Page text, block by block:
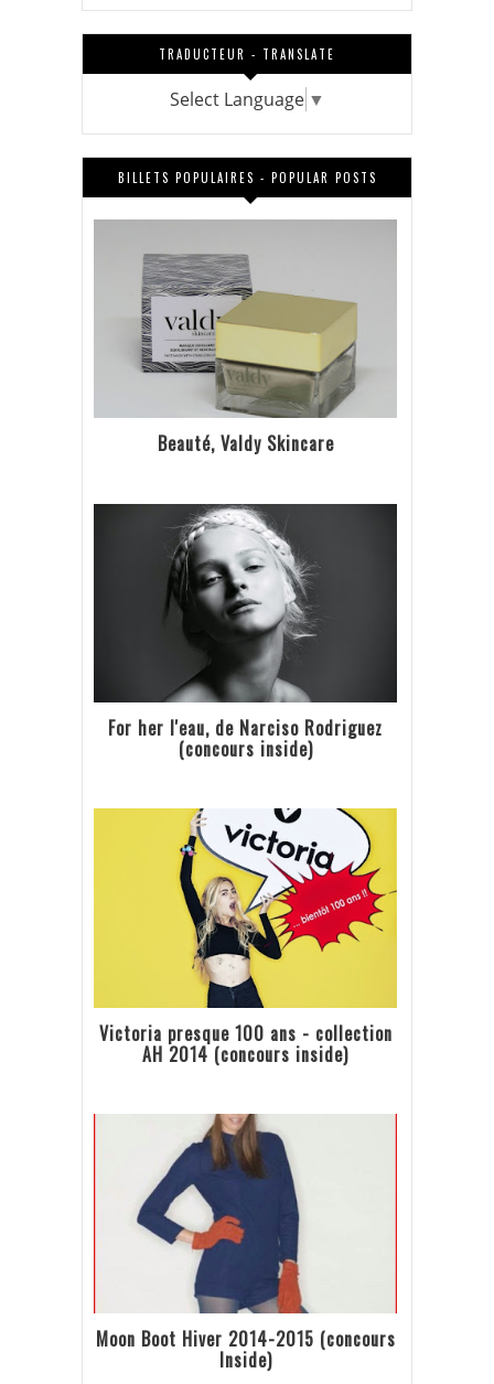
TRADUCTEUR - TRANSLATE
Select Language ▼
BILLETS POPULAIRES - POPULAR POSTS
Beauté, Valdy Skincare
For her l'eau, de Narciso Rodriguez
(concours inside)
Victoria presque 100 ans - collection
AH 2014 (concours inside)
Moon Boot Hiver 2014-2015 (concours
Inside)